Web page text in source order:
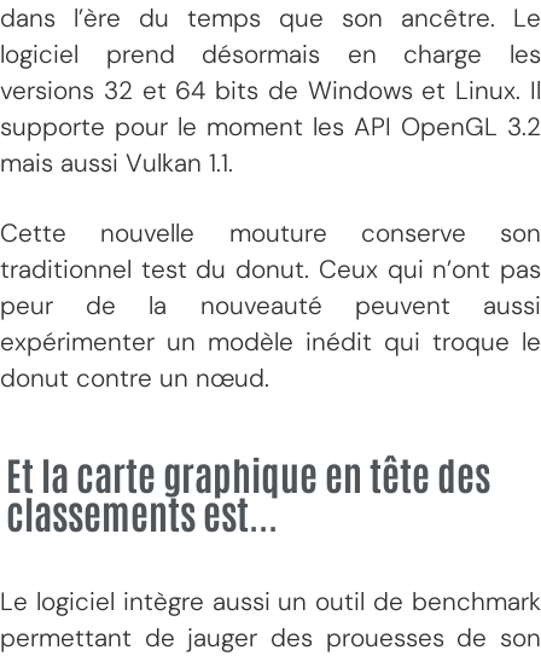
dans l’ère du temps que son ancêtre. Le
logiciel prend désormais en charge les
versions 32 et 64 bits de Windows et Linux. Il
supporte pour le moment les API OpenGL 3.2
mais aussi Vulkan 1.1.
Cette nouvelle mouture conserve son
traditionnel test du donut. Ceux qui n’ont pas
peur de la nouveauté peuvent aussi
expérimenter un modèle inédit qui troque le
donut contre un nœud.
Et la carte graphique en tête des
classements est...
Le logiciel intègre aussi un outil de benchmark
permettant de jauger des prouesses de son